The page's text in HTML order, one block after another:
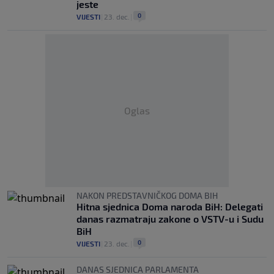
jeste
VIJESTI 23. dec. 0
Oglas
NAKON PREDSTAVNIČKOG DOMA BIH
Hitna sjednica Doma naroda BiH: Delegati
danas razmatraju zakone o VSTV-u i Sudu
BiH
VIJESTI 23. dec. 0
DANAS SJEDNICA PARLAMENTA